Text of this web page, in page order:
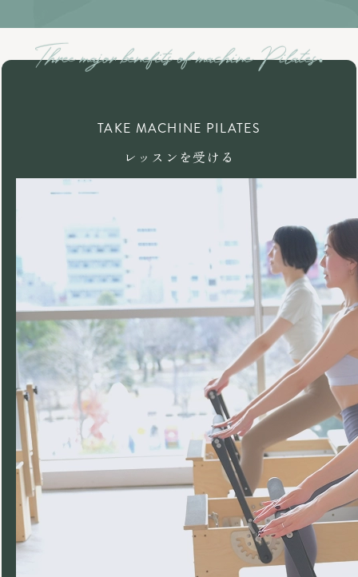
TAKE MACHINE PILATES
レッスンを受ける